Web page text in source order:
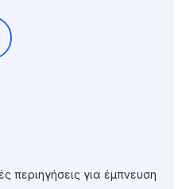
περιηγήσεις για έμπνευση